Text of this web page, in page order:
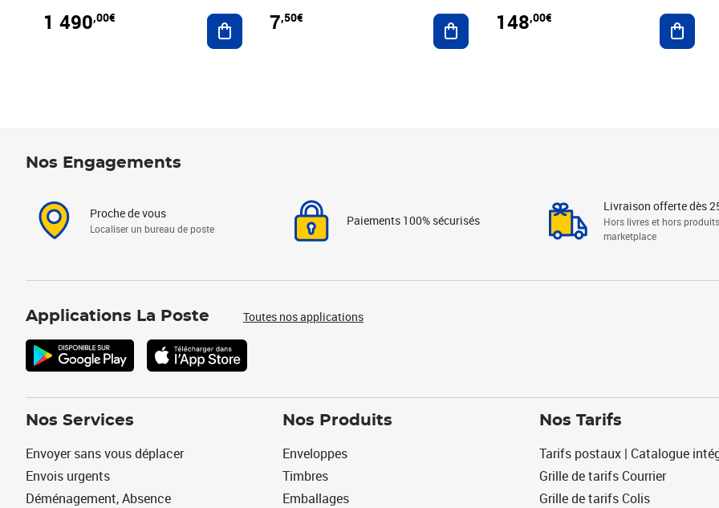
1 490,00€ Ajouter au panier
7,50€ Ajouter au panier
148,00€
Nos Engagements
Proche de vous
Localiser un bureau de poste
Paiements 100% sécurisés
Livraison offerte dès
Hors livres et hors produits
marketplace
Applications La Poste Toutes nos applications
Nos Services
Envoyer sans vous déplacer
Envois urgents
Déménagement, Absence
Nos Produits
Enveloppes
Timbres
Emballages
Nos Tarifs
Tarifs postaux | Catalogue
Grille de tarifs Courrier
Grille de tarifs Colis